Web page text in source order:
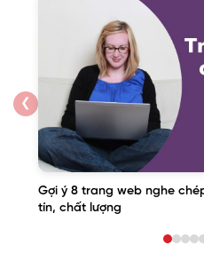
❮
Gợi ý 8 trang web nghe
tín, chất lượng